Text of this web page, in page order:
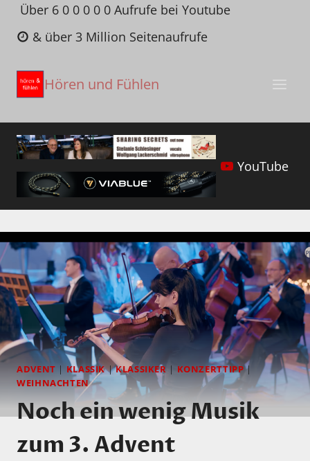
Zum
Inhalt
springen
Über 6 0 0 0 0 0 Aufrufe bei Youtube
& über 3 Million Seitenaufrufe
Hören und Fühlen
YouTube
ADVENT | KLASSIK|KLASSIKER|KONZERTTIPP|
WEIHNACHTEN
Noch ein wenig Musik
zum 3. Advent